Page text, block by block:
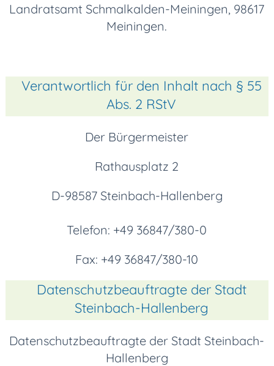
Landratsamt Schmalkalden-Meiningen, 98617
Meiningen.
Verantwortlich für den Inhalt nach § 55
Abs. 2 RStV
Der Bürgermeister
Rathausplatz 2
D-98587 Steinbach-Hallenberg
Telefon: +49 36847/380-0
Fax: +49 36847/380-10
Datenschutzbeauftragte der Stadt
Steinbach-Hallenberg
Datenschutzbeauftragte der Stadt Steinbach-
Hallenberg